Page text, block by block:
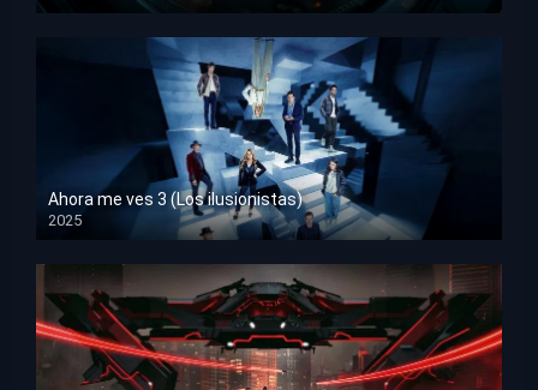
HD 1080p
Ahora me ves 3 (Los ilusionistas)
2025
HD 1080p